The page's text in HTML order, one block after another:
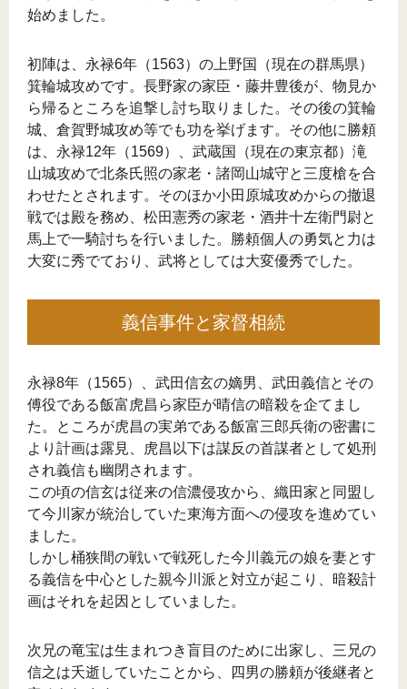
始めました。
初陣は、永禄6年（1563）の上野国（現在の群馬県）
箕輪城攻めです。長野家の家臣・藤井豊後が、物見か
ら帰るところを追撃し討ち取りました。その後の箕輪
城、倉賀野城攻め等でも功を挙げます。その他に勝頼
は、永禄12年（1569）、武蔵国（現在の東京都）滝
山城攻めで北条氏照の家老・諸岡山城守と三度槍を合
わせたとされます。そのほか小田原城攻めからの撤退
戦では殿を務め、松田憲秀の家老・酒井十左衛門尉と
馬上で一騎討ちを行いました。勝頼個人の勇気と力は
大変に秀でており、武将としては大変優秀でした。
義信事件と家督相続
永禄8年（1565）、武田信玄の嫡男、武田義信とその
傅役である飯富虎昌ら家臣が晴信の暗殺を企てまし
た。ところが虎昌の実弟である飯富三郎兵衛の密書に
より計画は露見、虎昌以下は謀反の首謀者として処刑
され義信も幽閉されます。
この頃の信玄は従来の信濃侵攻から、織田家と同盟し
て今川家が統治していた東海方面への侵攻を進めてい
ました。
しかし桶狭間の戦いで戦死した今川義元の娘を妻とす
る義信を中心とした親今川派と対立が起こり、暗殺計
画はそれを起因としていました。
次兄の竜宝は生まれつき盲目のために出家し、三兄の
信之は夭逝していたことから、四男の勝頼が後継者と